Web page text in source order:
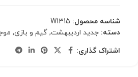
شناسه محصول: W1315
دسته: جدید اردیبهشت, گیم و بازی,
اشتراک گذاری: